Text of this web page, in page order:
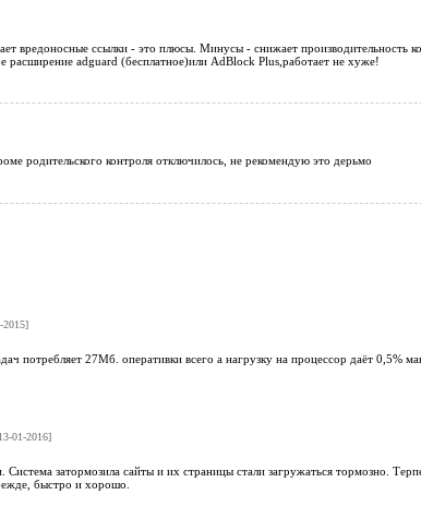
вредоносные ссылки - это плюсы. Минусы - снижает производительность
расширение adguard (бесплатное)или AdBlock Plus,работает не хуже!
родительского контроля отключилось, не рекомендую это дерьмо
2015]
потребляет 27Мб. оперативки всего а нагрузку на процессор даёт 0,5%
01-2016]
затормозила сайты и их страницы стали загружаться тормозно.
быстро и хорошо.